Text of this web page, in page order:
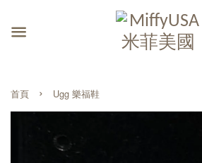
首頁 › Ugg 樂福鞋